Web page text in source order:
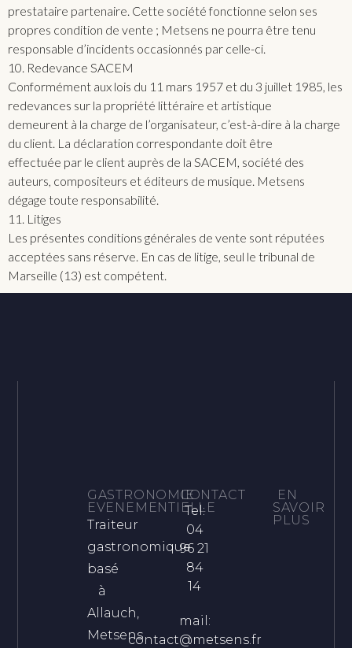
prestataire partenaire. Cette société fonctionne selon ses
propres condition de vente ; Metsens ne pourra être tenu
responsable d’incidents occasionnés par celle-ci.
10. Redevance SACEM
Conformément aux lois du 11 mars 1957 et du 3 juillet 1985, les
redevances sur la propriété littéraire et artistique
demeurent à la charge de l’organisateur, c’est-à-dire à la charge
du client. La déclaration correspondante doit être
effectuée par le client auprès de la SACEM, société des
auteurs, compositeurs et éditeurs de musique. Metsens
dégage toute responsabilité.
11. Litiges
Les présentes conditions générales de vente sont réputées
acceptées sans réserve. En cas de litige, seul le tribunal de
Marseille (13) est compétent.
GASTRONOMIE
EVENEMENTIELLE
Traiteur
gastronomique
basé
à
Allauch,
Metsens
CONTACT
Tel:
04
96 21
84
14
mail:
contact@metsens.fr
EN
SAVOIR
PLUS